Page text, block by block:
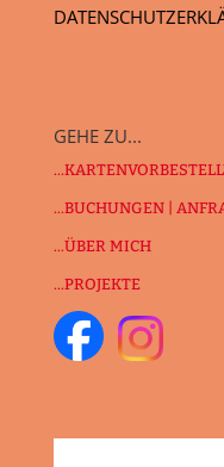
GEHE ZU...
...BUCHUNGEN |
...ÜBER MICH
...PROJEKTE